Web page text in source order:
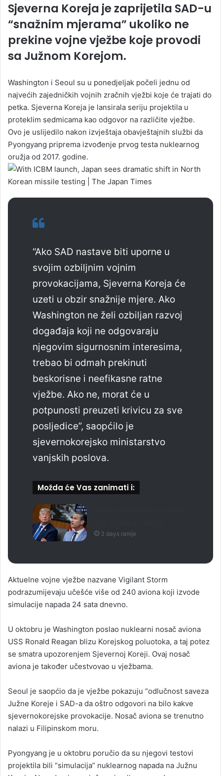
Sjeverna Koreja je zaprijetila SAD-u
“snažnim mjerama” ukoliko ne
prekine vojne vježbe koje provodi
sa Južnom Korejom.
Washington i Seoul su u ponedjeljak počeli jednu od
najvećih zajedničkih vojnih zračnih vježbi koje će trajati do
petka. Sjeverna Koreja je lansirala seriju projektila u
proteklim sedmicama kao odgovor na različite vježbe.
Ovo je uslijedilo nakon izvještaja obavještajnih službi da
Pyongyang priprema izvođenje prvog testa nuklearnog
oružja od 2017. godine.
“Ako SAD nastave biti uporne u
svojim ozbiljnim vojnim
provokacijama, Sjeverna Koreja će
uzeti u obzir snažnije mjere. Ako
Washington ne želi ozbiljan razvoj
događaja koji ne odgovaraju
njegovim sigurnosnim interesima,
trebao bi odmah prekinuti
beskorisne i neefikasne ratne
vježbe. Ako ne, morat će u
potpunosti preuzeti krivicu za sve
posljedice”, saopćilo je
sjevernokorejsko ministarstvo
vanjskih poslova.
Možda će Vas zanimati i:
3 days ranije
Aktuelne vojne vježbe nazvane Vigilant Storm
podrazumijevaju učešće više od 240 aviona koji izvode
simulacije napada 24 sata dnevno.
U oktobru je Washington poslao nuklearni nosač aviona
USS Ronald Reagan blizu Korejskog poluotoka, a taj potez
se smatra upozorenjem Sjevernoj Koreji. Ovaj nosač
aviona je također učestvovao u vježbama.
Seoul je saopćio da je vježbe pokazuju “odlučnost saveza
Južne Koreje i SAD-a da oštro odgovori na bilo kakve
sjevernokorejske provokacije. Nosač aviona se trenutno
nalazi u Filipinskom moru.
Pyongyang je u oktobru poručio da su njegovi testovi
projektila bili “simulacija” nuklearnog napada na Južnu